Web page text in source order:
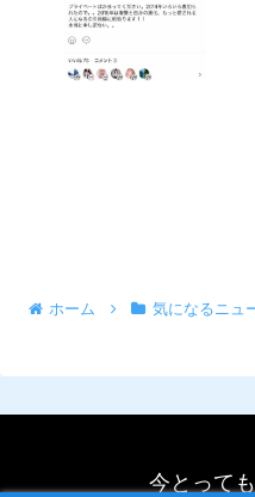
ホーム 気になるニュ
今とって